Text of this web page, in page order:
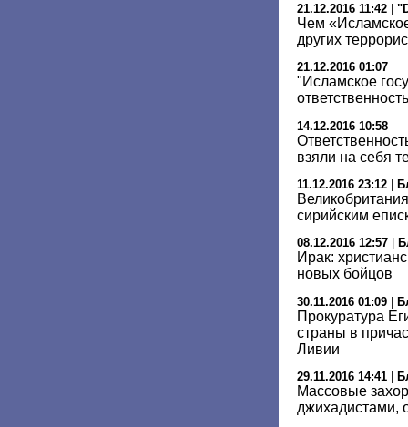
21.12.2016 11:42
Чем
других
21.12.2016 01:07
"Исламское
14.12.2016 10:58
взяли на себя
11.12.2016 23:12
сирийским
08.12.2016 12:57
Ирак:
новых бойцов
30.11.2016 01:09 |
Прокуратура
страны в
Ливии
29.11.2016 14:41
Массовые
джихадистами,